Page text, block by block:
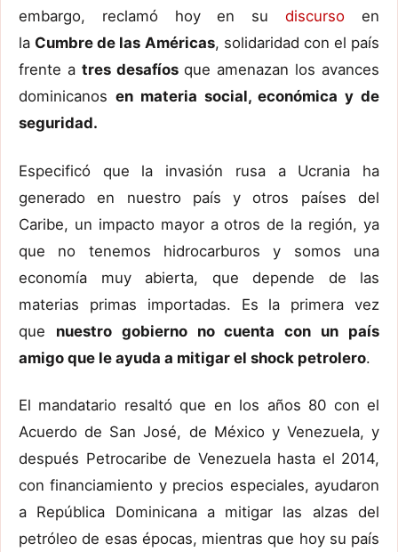
embargo, reclamó hoy en sudiscursoen
la Cumbre de las Américas, solidaridad con el país
frente a tres desafíosque amenazan los avances
dominicanos en materia social, económica y de
seguridad.
Especificó que la invasión rusa a Ucrania ha
generado en nuestro país y otros países del
Caribe, un impacto mayor a otros de la región, ya
que no tenemos hidrocarburos y somos una
economía muy abierta, que depende de las
materias primas importadas. Es la primera vez
que nuestro gobierno no cuenta con un país
amigo que le ayuda a mitigar el shock petrolero.
El mandatario resaltó que en los años 80 con el
Acuerdo de San José, de México y Venezuela, y
después Petrocaribe de Venezuela hasta el 2014,
con financiamiento y precios especiales, ayudaron
a República Dominicana a mitigar las alzas del
petróleo de esas épocas, mientras que hoy su país